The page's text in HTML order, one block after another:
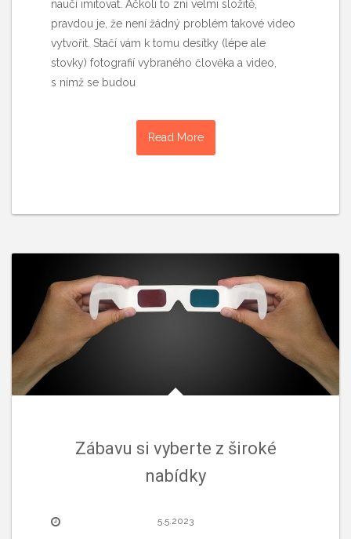
naučí imitovat. Ačkoli to zní velmi složitě,
pravdou je, že není žádný problém takové video
vytvořit. Stačí vám k tomu desítky (lépe ale
stovky) fotografií vybraného člověka a video,
s nímž se budou
Read More
Zábavu si vyberte z široké
nabídky
5.5.2023